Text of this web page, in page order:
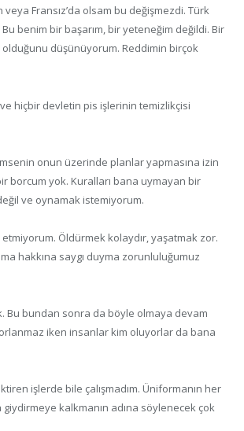
Fransız’da olsam bu değişmezdi. Türk
benim bir başarım, bir yeteneğim değildi. Bir
düşünüyorum. Reddimin birçok
hiçbir devletin pis işlerinin temizlikçisi
onun üzerinde planlar yapmasına izin
borcum yok. Kuralları bana uymayan bir
ve oynamak istemiyorum.
Öldürmek kolaydır, yaşatmak zor.
hakkına saygı duyma zorunluluğumuz
Bu bundan sonra da böyle olmaya devam
iken insanlar kim oluyorlar da bana
işlerde bile çalışmadım. Üniformanın her
kalkmanın adına söylenecek çok